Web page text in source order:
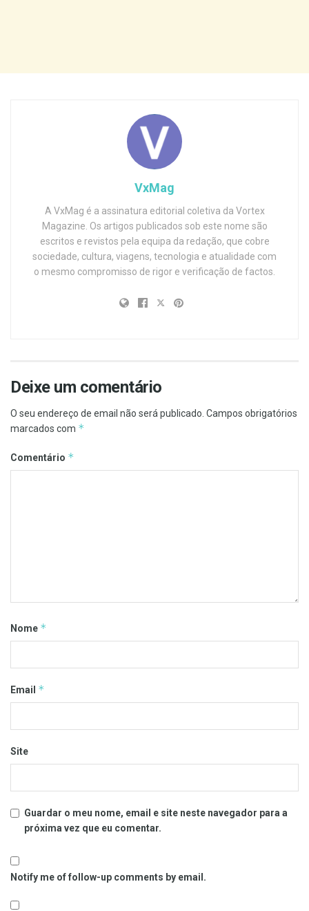
VxMag
A VxMag é a assinatura editorial coletiva da Vortex
Magazine. Os artigos publicados sob este nome são
escritos e revistos pela equipa da redação, que cobre
sociedade, cultura, viagens, tecnologia e atualidade com
o mesmo compromisso de rigor e verificação de factos.
Deixe um comentário
O seu endereço de email não será publicado. Campos obrigatórios
marcados com *
Comentário *
Nome *
Email *
Site
Guardar o meu nome, email e site neste navegador para a
próxima vez que eu comentar.
Notify me of follow-up comments by email.